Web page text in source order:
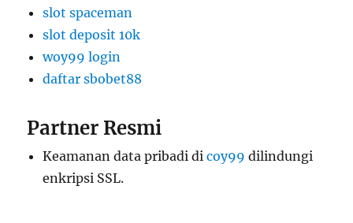
slot spaceman
slot deposit 10k
woy99 login
daftar sbobet88
Partner Resmi
Keamanan data pribadi dicoy99 dilindungi
enkripsi SSL.